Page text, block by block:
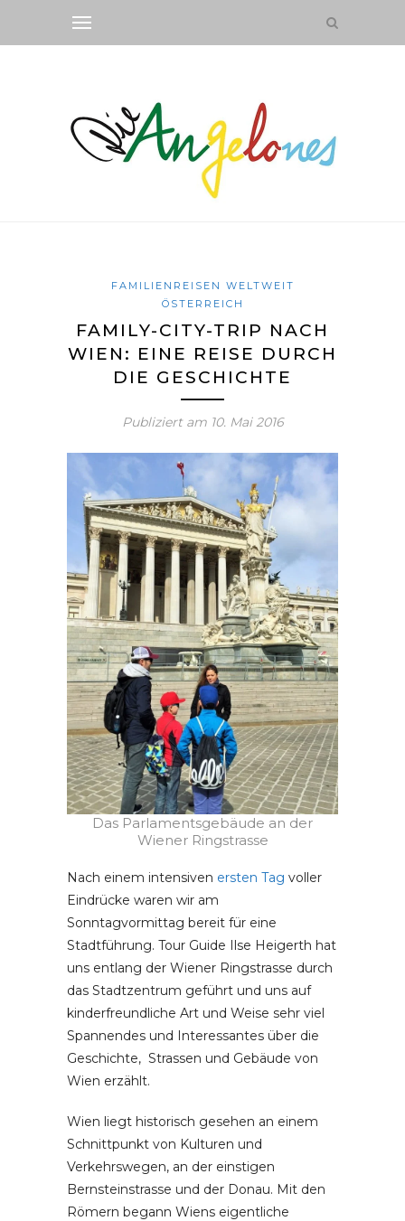
FAMILIENREISEN WELTWEIT
ÖSTERREICH
FAMILY-CITY-TRIP NACH
WIEN: EINE REISE DURCH
DIE GESCHICHTE
Publiziert am 10. Mai 2016
Das Parlamentsgebäude an der
Wiener Ringstrasse
Nach einem intensiven ersten Tag voller
Eindrücke waren wir am
Sonntagvormittag bereit für eine
Stadtführung. Tour Guide Ilse Heigerth hat
uns entlang der Wiener Ringstrasse durch
das Stadtzentrum geführt und uns auf
kinderfreundliche Art und Weise sehr viel
Spannendes und Interessantes über die
Geschichte, Strassen und Gebäude von
Wien erzählt.
Wien liegt historisch gesehen an einem
Schnittpunkt von Kulturen und
Verkehrswegen, an der einstigen
Bernsteinstrasse und der Donau. Mit den
Römern begann Wiens eigentliche